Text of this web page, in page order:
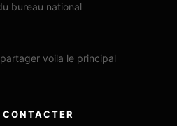
bureau national
voila le principal
CONTACTER